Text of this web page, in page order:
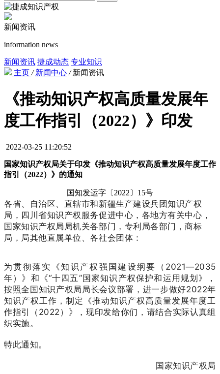
新闻资讯
information news
新闻资讯 捷成动态 专业知识
主页 / 新闻中心 / 新闻资讯
《推动知识产权高质量发展年
度工作指引（2022）》印发
2022-03-25 11:20:52
国家知识产权局关于印发《推动知识产权高质量发展年度工作
指引（2022）》的通知
国知发运字〔2022〕15号
各省、自治区、直辖市和新疆生产建设兵团知识产权
局，四川省知识产权服务促进中心，各地方有关中心，
国家知识产权局局机关各部门，专利局各部门，商标
局，局其他直属单位、各社会团体：
为贯彻落实《知识产权强国建设纲要（2021—2035
年）》和《“十四五”国家知识产权保护和运用规划》，
按照全国知识产权局局长会议部署，进一步做好2022年
知识产权工作，制定《推动知识产权高质量发展年度工
作指引（2022）》，现印发给你们，请结合实际认真组
织实施。
特此通知。
国家知识产权局